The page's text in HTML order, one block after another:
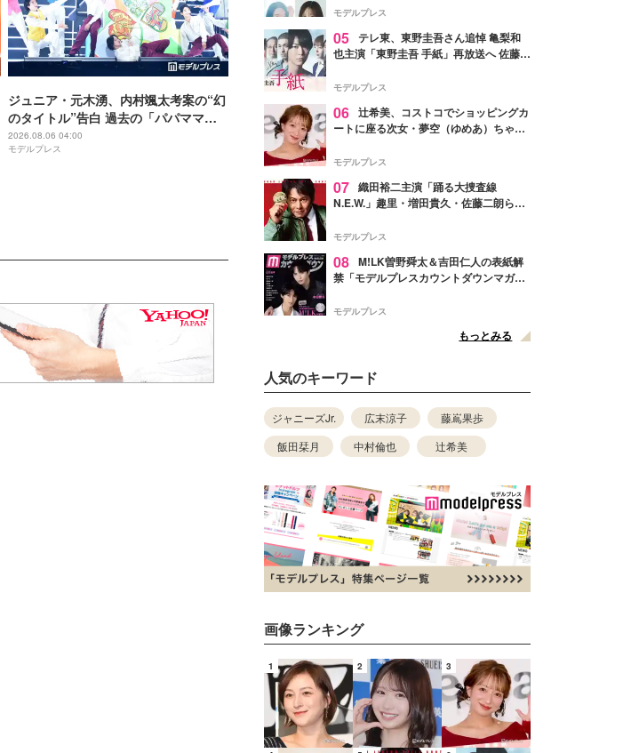
ジュニア・元木湧、内村颯太考案の“幻
のタイトル”告白 過去の「パパママ一
番」を例に「颯太の作戦は成功」
【Three】
2026.08.06 04:00
モデルプレス
ャスト発表
モデルプレス
05 テレ東、東野圭吾さん追悼 亀梨和
也主演「東野圭吾 手紙」再放送へ 佐藤隆
モデルプレス
06 辻希美、コストコでショッピングカ
ートに座る次女・夢空（ゆめあ）ちゃん
ぎ」「成長を感じる」の声
モデルプレス
07 織田裕二主演「踊る大捜査線
N.E.W.」趣里・増田貴久・佐藤二朗ら新
徴する“謎のキーワード”も
モデルプレス
08 M!LK曽野舜太＆吉田仁人の表紙解
禁「モデルプレスカウントダウンマガジ
モデルプレス
もっとみる
人気のキーワード
ジャニーズJr. 広末涼子
藤嶌果歩
飯田栞月
中村倫也 辻希美
画像ランキング
1 2 3